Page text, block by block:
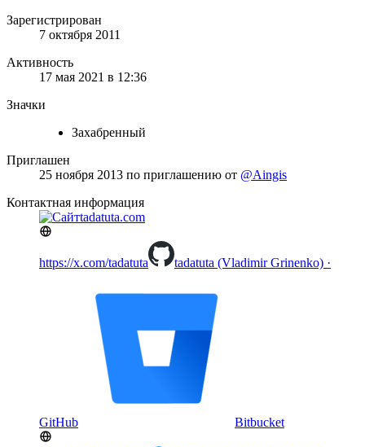
Зарегистрирован
7 октября 2011
Активность
17 мая 2021 в 12:36
Значки
Захабренный
Приглашен
25 ноября 2013 по приглашению от @Aingis
Контактная информация
tadatuta.com
https://x.com/tadatuta tadatuta (Vladimir Grinenko) ·
GitHub Bitbucket